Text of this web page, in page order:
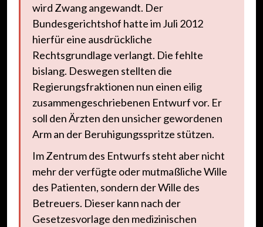
wird Zwang angewandt. Der
Bundesgerichtshof hatte im Juli 2012
hierfür eine ausdrückliche
Rechtsgrundlage verlangt. Die fehlte
bislang. Deswegen stellten die
Regierungsfraktionen nun einen eilig
zusammengeschriebenen Entwurf vor. Er
soll den Ärzten den unsicher gewordenen
Arm an der Beruhigungsspritze stützen.
Im Zentrum des Entwurfs steht aber nicht
mehr der verfügte oder mutmaßliche Wille
des Patienten, sondern der Wille des
Betreuers. Dieser kann nach der
Gesetzesvorlage den medizinischen